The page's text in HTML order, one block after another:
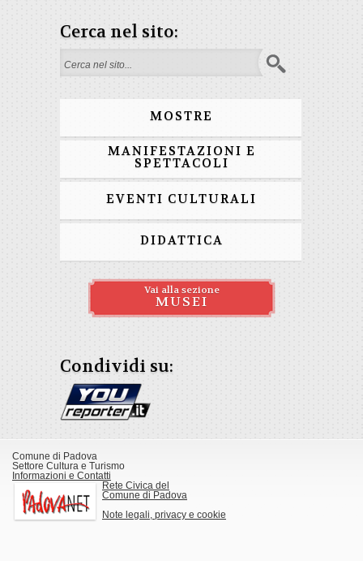
Cerca nel sito:
Form di ricerca
MOSTRE
MANIFESTAZIONI E
SPETTACOLI
EVENTI CULTURALI
DIDATTICA
Vai alla sezione
MUSEI
Condividi su:
Comune di Padova
Settore Cultura e Turismo
Informazioni e Contatti
Rete Civica del
Comune di Padova
Note legali, privacy e cookie